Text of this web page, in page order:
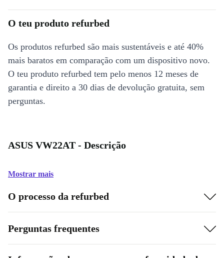
O teu produto refurbed
Os produtos refurbed são mais sustentáveis e até 40%
mais baratos em comparação com um dispositivo novo.
O teu produto refurbed tem pelo menos 12 meses de
garantia e direito a 30 dias de devolução gratuita, sem
perguntas.
ASUS VW22AT - Descrição
Mostrar mais
O processo da refurbed
Perguntas frequentes